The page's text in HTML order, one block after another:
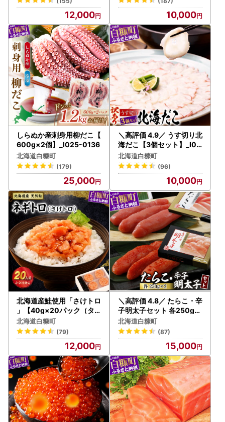
12,000 10,000
しらぬか産刺身用柳だこ【
600g×2個】_I025-0136
北海道白糠町
(179)
25,000
＼高評価 4.9／ うす切り北
海だこ【3個セット】_I01
0-0633
北海道白糠町
(96)
10,000
北海道産鮭使用「さけトロ
」【40g×20パック（タ
レ付）】便利な食べきりパ
ック_T012-0530-60DAY
S
北海道白糠町
(79)
12,000
＼高評価 4.8／ たらこ・辛
子明太子セット 各250g×
2 _L015-0352
北海道白糠町
(87)
15,000